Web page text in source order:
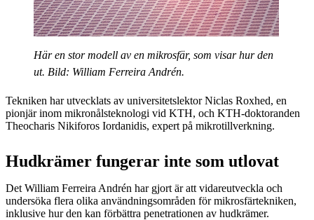
Här en stor modell av en mikrosfär, som visar hur den
ut. Bild: William Ferreira Andrén.
Tekniken har utvecklats av universitetslektor Niclas Roxhed, en
pionjär inom mikronålsteknologi vid KTH, och KTH-doktoranden
Theocharis Nikiforos Iordanidis, expert på mikrotillverkning.
Hudkrämer fungerar inte som utlovat
Det William Ferreira Andrén har gjort är att vidareutveckla och
undersöka flera olika användningsområden för mikrosfärtekniken,
inklusive hur den kan förbättra penetrationen av hudkrämer.